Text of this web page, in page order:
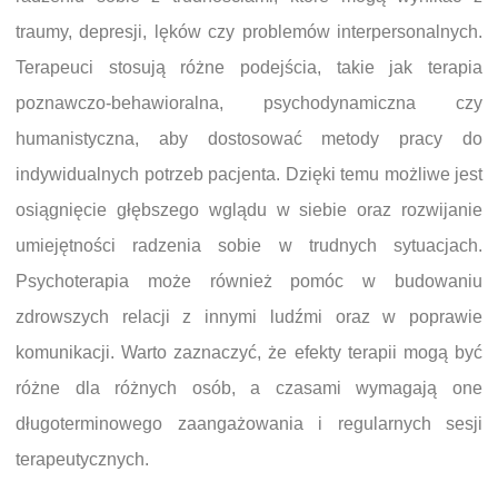
traumy, depresji, lęków czy problemów interpersonalnych.
Terapeuci stosują różne podejścia, takie jak terapia
poznawczo-behawioralna, psychodynamiczna czy
humanistyczna, aby dostosować metody pracy do
indywidualnych potrzeb pacjenta. Dzięki temu możliwe jest
osiągnięcie głębszego wglądu w siebie oraz rozwijanie
umiejętności radzenia sobie w trudnych sytuacjach.
Psychoterapia może również pomóc w budowaniu
zdrowszych relacji z innymi ludźmi oraz w poprawie
komunikacji. Warto zaznaczyć, że efekty terapii mogą być
różne dla różnych osób, a czasami wymagają one
długoterminowego zaangażowania i regularnych sesji
terapeutycznych.